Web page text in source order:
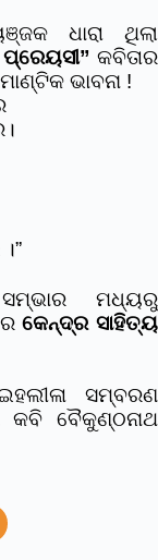
ଧାରା ଥିଲା
କବିତାର
ଭାବନା !
ମଧ୍ୟରୁ
କେନ୍ଦ୍ର ସାହିତ୍ୟ
ସମ୍ବରଣ
ବୈକୁଣ୍ଠନାଥ